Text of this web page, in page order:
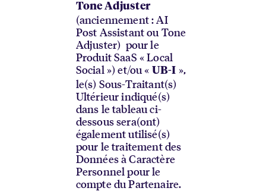
Tone Adjuster
(anciennement : AI
Post Assistant ou Tone
Adjuster) pour le
Produit SaaS « Local
Social ») et/ou « UB-I
»,
le(s) Sous-Traitant(s)
Ultérieur indiqué(s)
dans le tableau ci-
dessous sera(ont)
également utilisé(s)
pour le traitement des
Données à Caractère
Personnel pour le
compte du Partenaire.